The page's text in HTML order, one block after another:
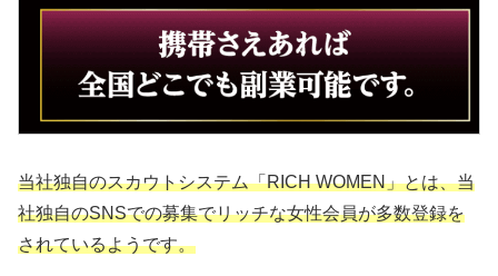
当社独自のスカウトシステム「RICH WOMEN」とは、当
社独自のSNSでの募集でリッチな女性会員が多数登録を
されているようです。